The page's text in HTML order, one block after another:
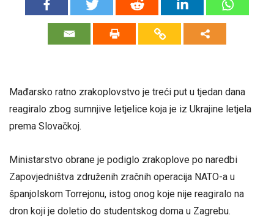
Mađarsko ratno zrakoplovstvo je treći put u tjedan dana
reagiralo zbog sumnjive letjelice koja je iz Ukrajine letjela
prema Slovačkoj.
Ministarstvo obrane je podiglo zrakoplove po naredbi
Zapovjedništva združenih zračnih operacija NATO-a u
španjolskom Torrejonu, istog onog koje nije reagiralo na
dron koji je doletio do studentskog doma u Zagrebu.